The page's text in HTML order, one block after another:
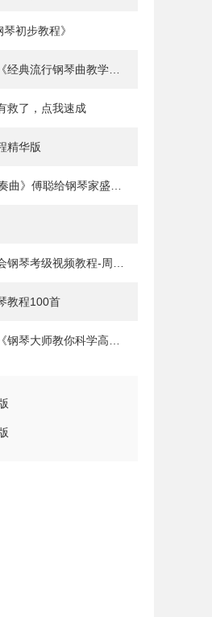
琴初步教程》
行钢琴曲教学》琥珀琴师Louis
救了，点我速成
精华版
》傅聪给钢琴家盛原上课
琴考级视频教程-周铭孙
教程100首
教你科学高效的练琴》钢琴家秦川